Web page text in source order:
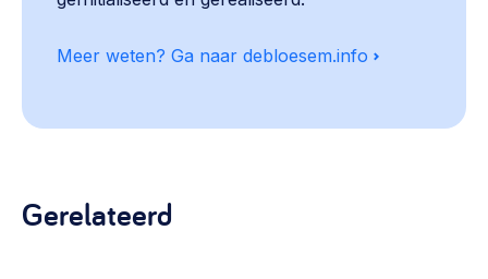
Meer weten? Ga naar debloesem.info
Gerelateerd